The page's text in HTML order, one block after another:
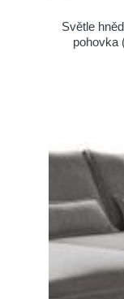
Světle
pohovka